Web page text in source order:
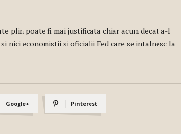
plin poate fi mai justificata chiar acum decat a-l
nici economistii si oficialii Fed care se intalnesc la
Google+ Pinterest